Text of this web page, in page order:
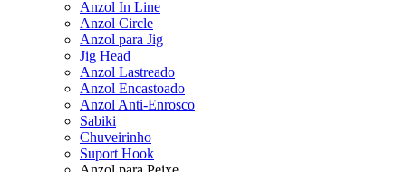
Anzol In Line
Anzol Circle
Anzol para Jig
Jig Head
Anzol Lastreado
Anzol Encastoado
Anzol Anti-Enrosco
Sabiki
Chuveirinho
Suport Hook